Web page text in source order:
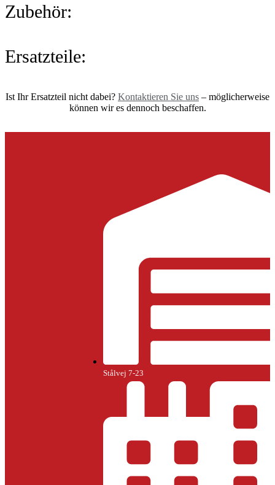
Zubehör:
Ersatzteile:
Ist Ihr Ersatzteil nicht dabei? Kontaktieren Sie uns – möglicherweise
können wir es dennoch beschaffen.
Stålvej 7-23